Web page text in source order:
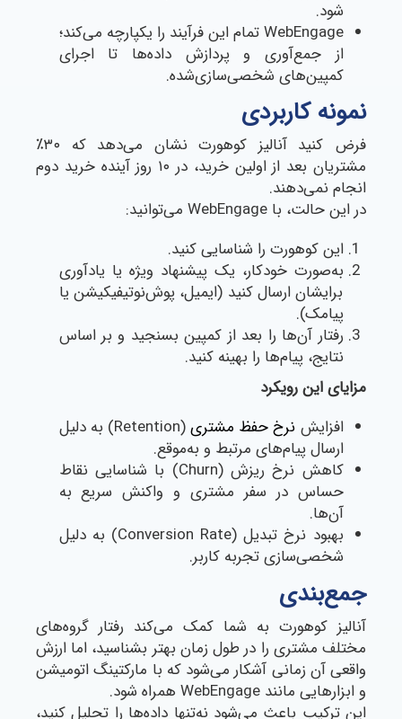
شود.
WebEngage تمام این فرآیند را یکپارچه می‌کند؛
از جمع‌آوری و پردازش داده‌ها تا اجرای
کمپین‌های شخصی‌سازی‌شده.
نمونه کاربردی
فرض کنید آنالیز کوهورت نشان می‌دهد که ۳۰٪
مشتریان بعد از اولین خرید، در ۱۰ روز آینده خرید دوم
انجام نمی‌دهند.
در این حالت، با WebEngage می‌توانید:
این کوهورت را شناسایی کنید.
به‌صورت خودکار، یک پیشنهاد ویژه یا یادآوری
برایشان ارسال کنید (ایمیل، پوش‌نوتیفیکیشن یا
پیامک).
رفتار آن‌ها را بعد از کمپین بسنجید و بر اساس
نتایج، پیام‌ها را بهینه کنید.
مزایای این رویکرد
افزایش نرخ حفظ مشتری
(Retention) به دلیل
ارسال پیام‌های مرتبط و به‌موقع.
کاهش نرخ ریزش (Churn) با شناسایی نقاط
حساس در سفر مشتری و واکنش سریع به
آن‌ها.
بهبود نرخ تبدیل (Conversion Rate) به دلیل
شخصی‌سازی تجربه کاربر.
جمع‌بندی
آنالیز کوهورت به شما کمک می‌کند رفتار گروه‌های
مختلف مشتری را در طول زمان بهتر بشناسید، اما ارزش
واقعی آن زمانی آشکار می‌شود که با مارکتینگ اتومیشن
و ابزارهایی مانند WebEngage همراه شود.
این ترکیب باعث می‌شود نه‌تنها داده‌ها را تحلیل کنید،